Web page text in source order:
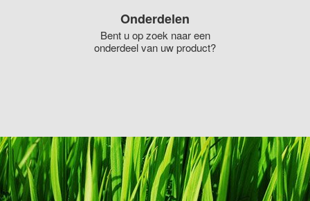
Onderdelen
Bent u op zoek naar een
onderdeel van uw product?